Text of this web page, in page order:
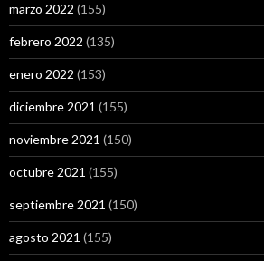
marzo 2022 (155)
febrero 2022 (135)
enero 2022 (153)
diciembre 2021 (155)
noviembre 2021 (150)
octubre 2021 (155)
septiembre 2021 (150)
agosto 2021 (155)